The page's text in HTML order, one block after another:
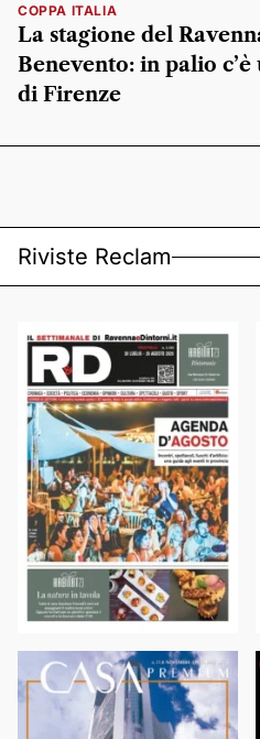
COPPA ITALIA
La stagione del
Benevento: in palio
di Firenze
Riviste Reclam